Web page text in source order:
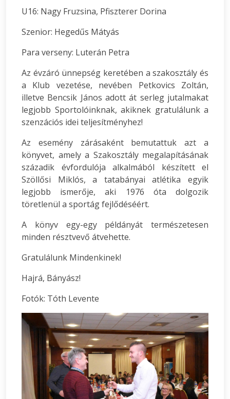
U16: Nagy Fruzsina, Pfiszterer Dorina
Szenior: Hegedűs Mátyás
Para verseny: Luterán Petra
Az évzáró ünnepség keretében a szakosztály és
a Klub vezetése, nevében Petkovics Zoltán,
illetve Bencsik János adott át serleg jutalmakat
legjobb Sportolóinknak, akiknek gratulálunk a
szenzációs idei teljesítményhez!
Az esemény zárásaként bemutattuk azt a
könyvet, amely a Szakosztály megalapításának
századik évfordulója alkalmából készített el
Szöllősi Miklós, a tatabányai atlétika egyik
legjobb ismerője, aki 1976 óta dolgozik
töretlenül a sportág fejlődéséért.
A könyv egy-egy példányát természetesen
minden résztvevő átvehette.
Gratulálunk Mindenkinek!
Hajrá, Bányász!
Fotók: Tóth Levente